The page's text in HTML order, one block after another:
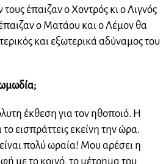
έπαιζαν ο Χοντρός κι ο Λιγνός
έπαιζαν ο Ματάου και ο Λέμον θα
και εξωτερικά αδύναμος του
έκθεση για τον ηθοποιό. Η
εισπράττεις εκείνη την ώρα.
πολύ ωραία! Μου αρέσει η
με το κοινό, το μέτρημα του